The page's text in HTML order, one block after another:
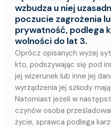
wzbudza u niej
poczucie zagrożenia
prywatność, podlega
wolności do lat 3.
Oprócz opisanych wyżej
kto, podszywając się pod
jej wizerunek lub inne jej
wyrządzenia jej szkody
Natomiast jeżeli w
czynów osoba
życie, sprawca podlega